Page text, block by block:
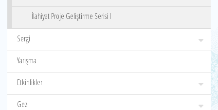
İlahiyat Proje Geliştirme Serisi I
Sergi
Yarışma
Etkinlikler
Gezi